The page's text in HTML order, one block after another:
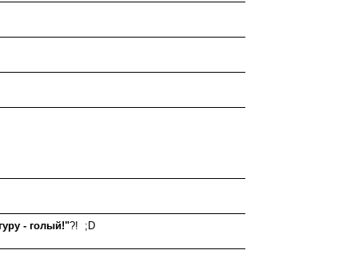
- голый!"?! ;D